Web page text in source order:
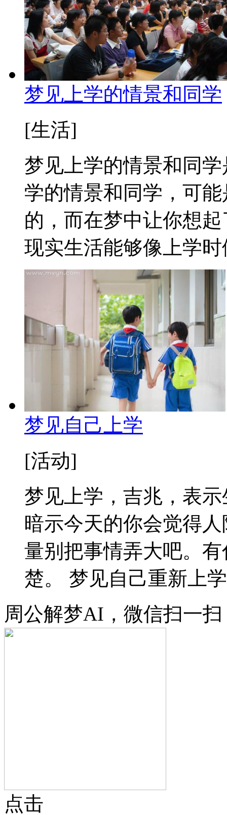
梦见上学的情景和同学
[生活]
梦见上学的情景和同
学的情景和同学，可
的，而在梦中让你想
现实生活能够像上学
梦见自己上学
[活动]
梦见上学，吉兆，表
暗示今天的你会觉得
量别把事情弄大吧。
楚。 梦见自己重新上
周公解梦AI，微信扫一扫
点击